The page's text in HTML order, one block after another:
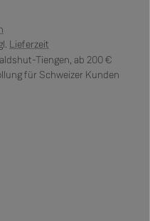
Lieferzeit
Tiengen, ab 200 €
für Schweizer Kunden